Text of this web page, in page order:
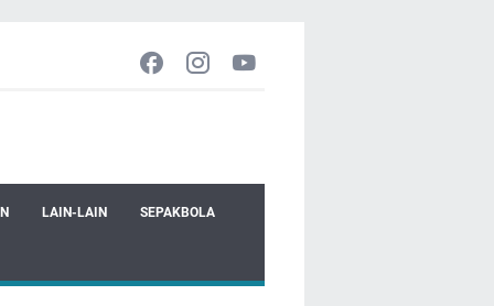
LAIN-LAIN SEPAKBOLA